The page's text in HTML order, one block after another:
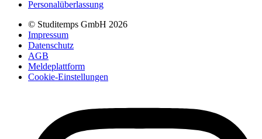
Personalüberlassung
© Studitemps GmbH 2026
Impressum
Datenschutz
AGB
Meldeplattform
Cookie-Einstellungen